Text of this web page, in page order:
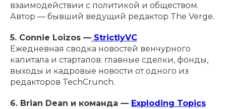
взаимодействии с политикой и обществом.
Автор — бывший ведущий редактор The Verge.
5. Connie Loizos — StrictlyVC
Ежедневная сводка новостей венчурного
капитала и стартапов: главные сделки, фонды,
выходы и кадровые новости от одного из
редакторов TechCrunch.
6. Brian Dean и команда — Exploding Topics